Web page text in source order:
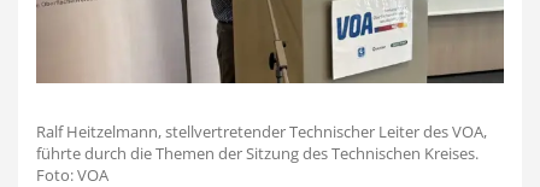
Ralf Heitzelmann, stellvertretender Technischer Leiter des VOA,
führte durch die Themen der Sitzung des Technischen Kreises.
Foto: VOA